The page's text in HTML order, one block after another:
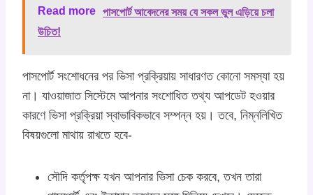
Read more পাসপোর্ট আবেদনের সময় যে সকল ভুল এড়িয়ে চলা
উচিত!
পাসপোর্ট সংশোধনের পর ভিসা প্রক্রিয়ায় সাধারণত কোনো সমস্যা হয়
না। যাওয়াজাত সিস্টেমে আপনার সংশোধিত তথ্য আপডেট হওয়ার
কারণে ভিসা প্রক্রিয়া স্বাভাবিকভাবে সম্পন্ন হয়। তবে, নিম্নলিখিত
বিষয়গুলো মাথায় রাখতে হবে-
সৌদি কর্তৃপক্ষ যখন আপনার ভিসা চেক করবে, তখন তারা